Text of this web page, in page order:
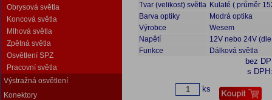
Obrysová světla
Koncová světla
Mlhová světla
Zpětná světla
Osvětlení SPZ
Pracovní světla
Výstražná osvětlení
Konektory
Tvar (velikost) světla Kulaté ( průměr
Barva optiky
Modrá optika
Výrobce
Wesem
Napětí
12V nebo 24V
Funkce
Dálková světla
bez
s
ks